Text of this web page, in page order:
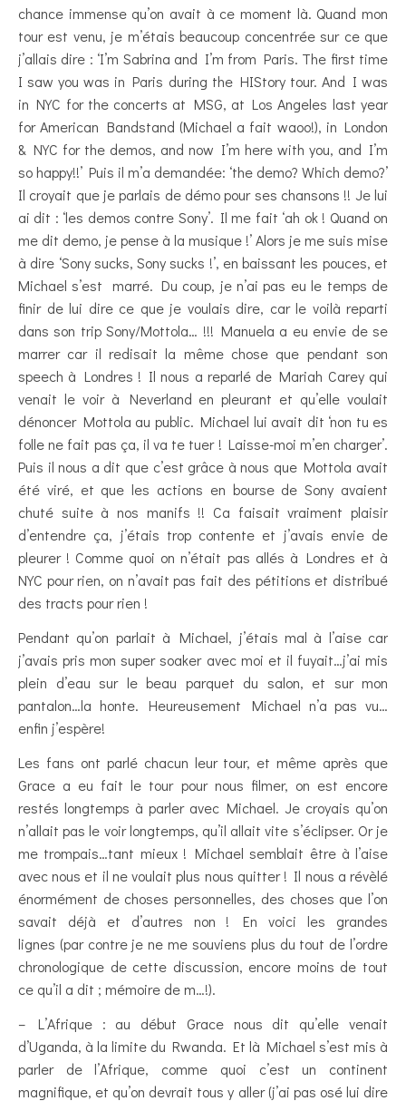
chance immense qu’on avait à ce moment là. Quand mon
tour est venu, je m’étais beaucoup concentrée sur ce que
j’allais dire : ‘I’m Sabrina and I’m from Paris. The first time
I saw you was in Paris during the HIStory tour. And I was
in NYC for the concerts at MSG, at Los Angeles last year
for American Bandstand (Michael a fait waoo!), in London
& NYC for the demos, and now I’m here with you, and I’m
so happy!!’ Puis il m’a demandée: ‘the demo? Which demo?’
Il croyait que je parlais de démo pour ses chansons !! Je lui
ai dit : ‘les demos contre Sony’. Il me fait ‘ah ok ! Quand on
me dit demo, je pense à la musique !’ Alors je me suis mise
à dire ‘Sony sucks, Sony sucks !’, en baissant les pouces, et
Michael s’est marré. Du coup, je n’ai pas eu le temps de
finir de lui dire ce que je voulais dire, car le voilà reparti
dans son trip Sony/Mottola… !!! Manuela a eu envie de se
marrer car il redisait la même chose que pendant son
speech à Londres ! Il nous a reparlé de Mariah Carey qui
venait le voir à Neverland en pleurant et qu’elle voulait
dénoncer Mottola au public. Michael lui avait dit ‘non tu es
folle ne fait pas ça, il va te tuer ! Laisse-moi m’en charger’.
Puis il nous a dit que c’est grâce à nous que Mottola avait
été viré, et que les actions en bourse de Sony avaient
chuté suite à nos manifs !! Ca faisait vraiment plaisir
d’entendre ça, j’étais trop contente et j’avais envie de
pleurer ! Comme quoi on n’était pas allés à Londres et à
NYC pour rien, on n’avait pas fait des pétitions et distribué
des tracts pour rien !
Pendant qu’on parlait à Michael, j’étais mal à l’aise car
j’avais pris mon super soaker avec moi et il fuyait…j’ai mis
plein d’eau sur le beau parquet du salon, et sur mon
pantalon…la honte. Heureusement Michael n’a pas vu…
enfin j’espère!
Les fans ont parlé chacun leur tour, et même après que
Grace a eu fait le tour pour nous filmer, on est encore
restés longtemps à parler avec Michael. Je croyais qu’on
n’allait pas le voir longtemps, qu’il allait vite s’éclipser. Or je
me trompais…tant mieux ! Michael semblait être à l’aise
avec nous et il ne voulait plus nous quitter ! Il nous a révèlé
énormément de choses personnelles, des choses que l’on
savait déjà et d’autres non ! En voici les grandes
lignes (par contre je ne me souviens plus du tout de l’ordre
chronologique de cette discussion, encore moins de tout
ce qu’il a dit ; mémoire de m…!).
– L’Afrique : au début Grace nous dit qu’elle venait
d’Uganda, à la limite du Rwanda. Et là Michael s’est mis à
parler de l’Afrique, comme quoi c’est un continent
magnifique, et qu’on devrait tous y aller (j’ai pas osé lui dire